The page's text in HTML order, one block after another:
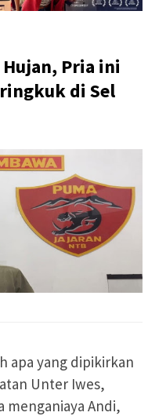
Pria ini
di Sel
apa yang dipikirkan
Unter Iwes,
menganiaya Andi,